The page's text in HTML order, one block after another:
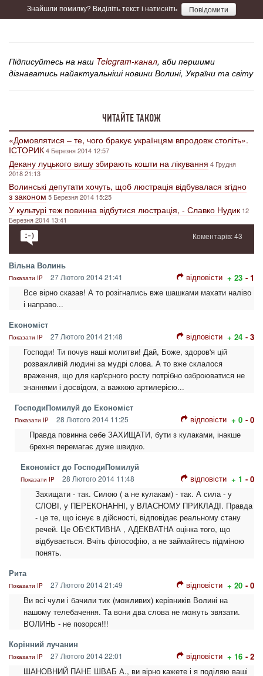
Знайшли помилку? Виділіть текст і натисніть Повідомити
Підписуйтесь на наш Telegram-канал, аби першими
дізнаватись найактуальніші новини Волині, України та світу
ЧИТАЙТЕ ТАКОЖ
«Домовлятися – те, чого бракує українцям впродовж століть».
ІСТОРИК4 Березня 2014 12:57
Декану луцького вишу збирають кошти на лікування 4 Грудня
2018 21:13
Волинські депутати хочуть, щоб люстрація відбувалася згідно
з законом5 Березня 2014 15:25
У культурі теж повинна відбутися люстрація, - Славко Нудик 12
Березня 2014 13:41
Коментарів: 43
Вільна Волинь
Показати IP 27 Лютого 2014 21:41 відповісти + 23 - 1
Все вірно сказав! А то розігнались вже шашками махати наліво
і направо...
Економіст
Показати IP 27 Лютого 2014 21:48 відповісти + 24 - 3
Господи! Ти почув наші молитви! Дай, Боже, здоров'я цій
розважливій людині за мудрі слова. А то вже склалося
враження, що для кар'єрного росту потрібно озброюватися не
знаннями і досвідом, а важкою артилерією...
ГосподиПомилуй до Економіст
Показати IP 28 Лютого 2014 11:25 відповісти + 0 - 0
Правда повинна себе ЗАХИЩАТИ, бути з кулаками, інакше
брехня перемагає дуже швидко.
Економіст до ГосподиПомилуй
Показати IP 28 Лютого 2014 11:48 відповісти + 1 - 0
Захищати - так. Силою ( а не кулакам) - так. А сила - у
СЛОВІ, у ПЕРЕКОНАННІ, у ВЛАСНОМУ ПРИКЛАДІ. Правда
- це те, що існує в дійсності, відповідає реальному стану
речей. Це ОБ'ЄКТИВНА , АДЕКВАТНА оцінка того, що
відбувається. Вчіть філософію, а не займайтесь підміною
понять.
Рита
Показати IP 27 Лютого 2014 21:49 відповісти + 20 - 0
Ви всі чули і бачили тих (можливих) керівників Волині на
нашому телебачення. Та вони два слова не можуть звязати.
ВОЛИНЬ - не позорся!!!
Корінний лучанин
Показати IP 27 Лютого 2014 22:01 відповісти + 16 - 2
ШАНОВНИЙ ПАНЕ ШВАБ А., ви вірно кажете і я поділяю ваші